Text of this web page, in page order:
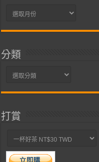
彙
分類
分
打賞